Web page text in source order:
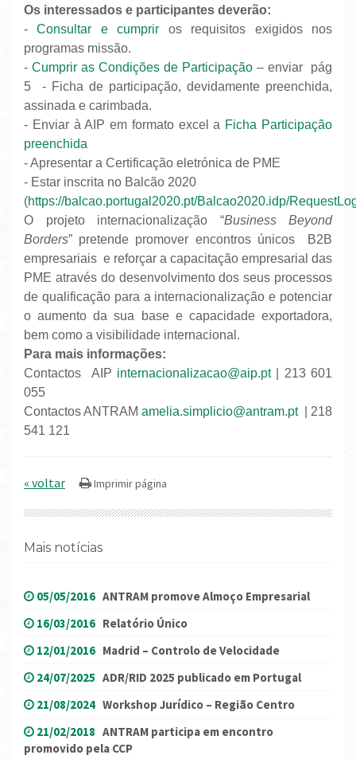
Os interessados e participantes deverão:
-Consultar e cumprir os requisitos exigidos nos
programas missão.
- Cumprir as Condições de Participação – enviar pág
5 - Ficha de participação, devidamente preenchida,
assinada e carimbada.
- Enviar à AIP em formato excel a Ficha Participação
preenchida
- Apresentar a Certificação eletrónica de PME
- Estar inscrita no Balcão 2020
(https://balcao.portugal2020.pt/Balcao2020.idp/
O projeto internacionalização “Business Beyond
Borders” pretende promover encontros únicos B2B
empresariais e reforçar a capacitação empresarial das
PME através do desenvolvimento dos seus processos
de qualificação para a internacionalização e potenciar
o aumento da sua base e capacidade exportadora,
bem como a visibilidade internacional.
Para mais informações:
Contactos AIP internacionalizacao@aip.pt| 213 601
055
Contactos ANTRAM amelia.simplicio@antram.pt| 218
541 121
« voltar
Mais notícias
05/05/2016 ANTRAM promove Almoço Empresarial
16/03/2016 Relatório Único
12/01/2016 Madrid – Controlo de Velocidade
24/07/2025 ADR/RID 2025 publicado em Portugal
21/08/2024 Workshop Jurídico – Região Centro
21/02/2018 ANTRAM participa em encontro
promovido pela CCP